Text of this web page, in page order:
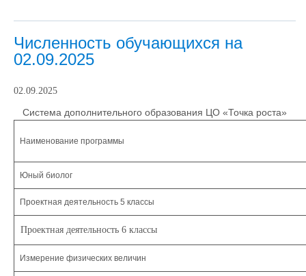
Численность обучающихся на
02.09.2025
02.09.2025
Система дополнительного образования ЦО «Точка роста»
Наименование программы
Юный биолог
Проектная деятельность 5 классы
Проектная деятельность 6 классы
Измерение физических величин